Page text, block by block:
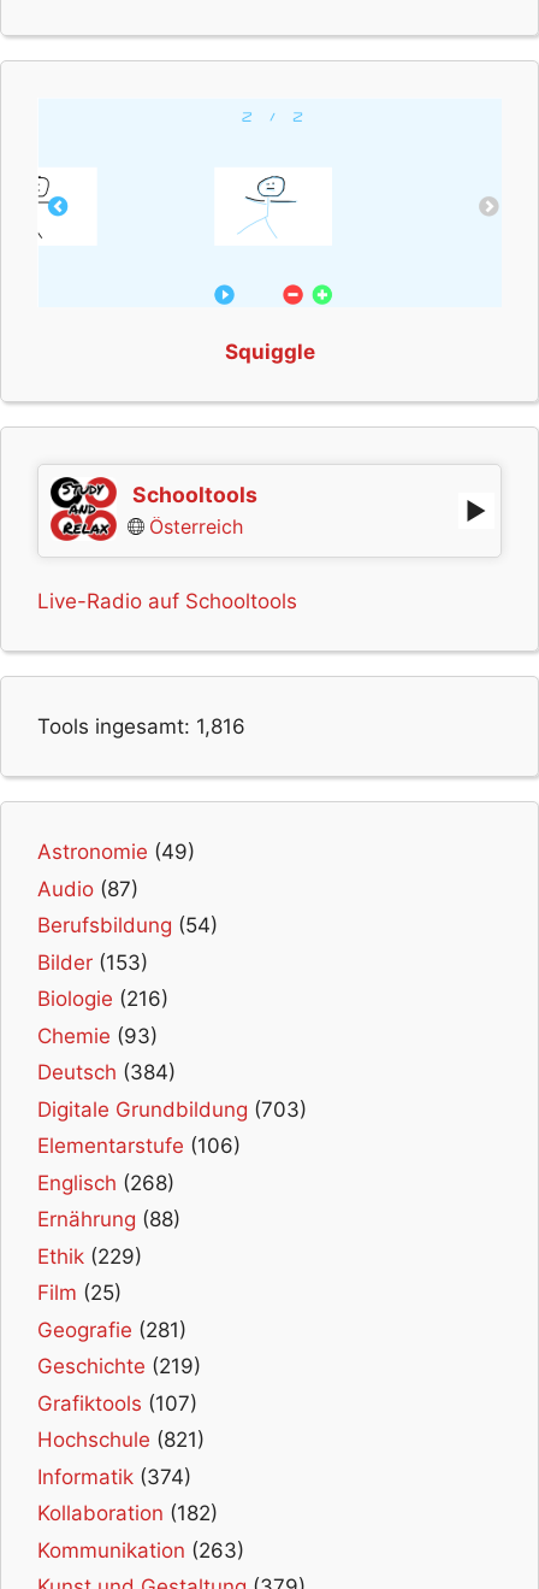
Squiggle
Schooltools
Österreich
Live-Radio auf Schooltools
Tools ingesamt: 1,816
Astronomie (49)
Audio (87)
Berufsbildung (54)
Bilder (153)
Biologie (216)
Chemie (93)
Deutsch (384)
Digitale Grundbildung (703)
Elementarstufe (106)
Englisch (268)
Ernährung (88)
Ethik (229)
Film (25)
Geografie (281)
Geschichte (219)
Grafiktools (107)
Hochschule (821)
Informatik (374)
Kollaboration (182)
Kommunikation (263)